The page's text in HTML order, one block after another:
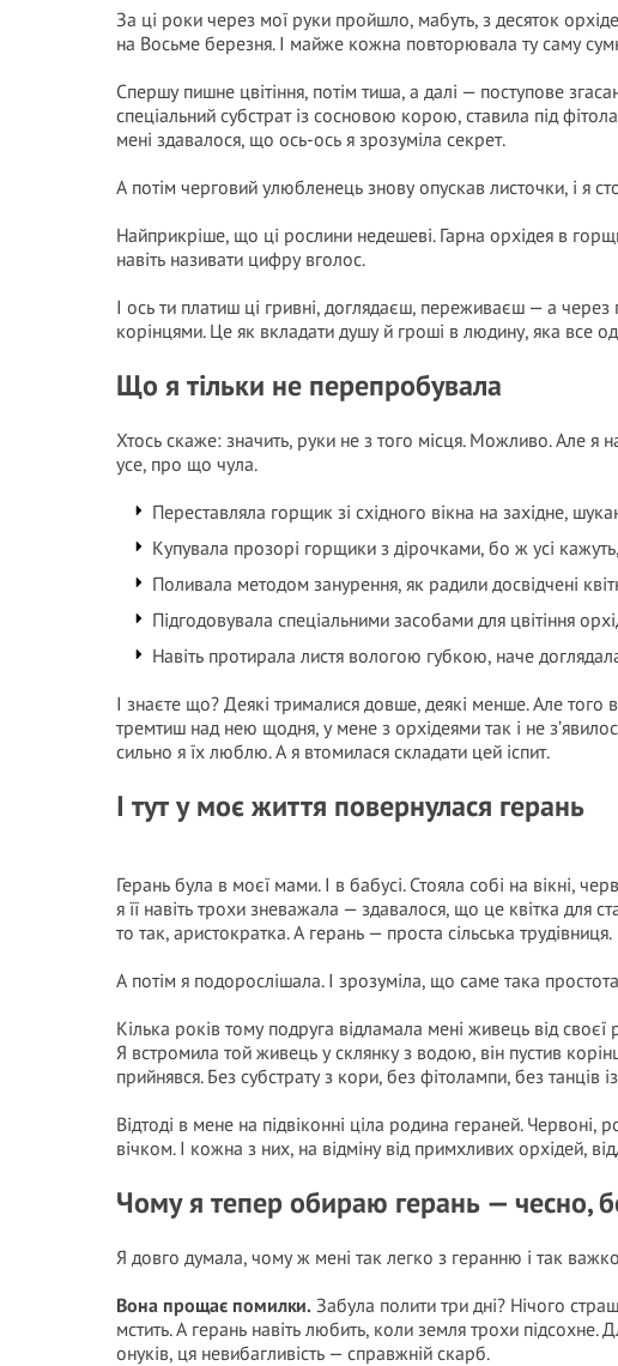
За ці роки через мої руки пройшло, мабуть, з десяток
на Восьме березня. І майже кожна повторювала ту саму
Спершу пишне цвітіння, потім тиша, а далі — поступове
спеціальний субстрат із сосновою корою, ставила під
мені здавалося, що ось-ось я зрозуміла секрет.
А потім черговий улюбленець знову опускав листочки, і я
Найприкріше, що ці рослини недешеві. Гарна орхідея в
навіть називати цифру вголос.
І ось ти платиш ці гривні, доглядаєш, переживаєш — а
корінцями. Це як вкладати душу й гроші в людину, яка все
Що я тільки не перепробувала
Хтось скаже: значить, руки не з того місця. Можливо. Але я
усе, про що чула.
Переставляла горщик зі східного вікна на західне,
Купувала прозорі горщики з дірочками, бо ж усі
Поливала методом занурення, як радили досвідчені
Підгодовувала спеціальними засобами для цвітіння
Навіть протирала листя вологою губкою, наче
І знаєте що? Деякі трималися довше, деякі менше. Але того
тремтиш над нею щодня, у мене з орхідеями так і не
сильно я їх люблю. А я втомилася складати цей іспит.
І тут у моє життя повернулася герань
Герань була в моєї мами. І в бабусі. Стояла собі на вікні,
я її навіть трохи зневажала — здавалося, що це квітка для
то так, аристократка. А герань — проста сільська трудівниця.
А потім я подорослішала. І зрозуміла, що саме така
Кілька років тому подруга відламала мені живець від своєї
Я встромила той живець у склянку з водою, він пустив
прийнявся. Без субстрату з кори, без фітолампи, без танців
Відтоді в мене на підвіконні ціла родина гераней. Червоні,
вічком. І кожна з них, на відміну від примхливих орхідей,
Чому я тепер обираю герань — чесно,
Я довго думала, чому ж мені так легко з геранню і так
Вона прощає помилки. Забула полити три дні? Нічого
мстить. А герань навіть любить, коли земля трохи підсохне.
онуків, ця невибагливість — справжній скарб.